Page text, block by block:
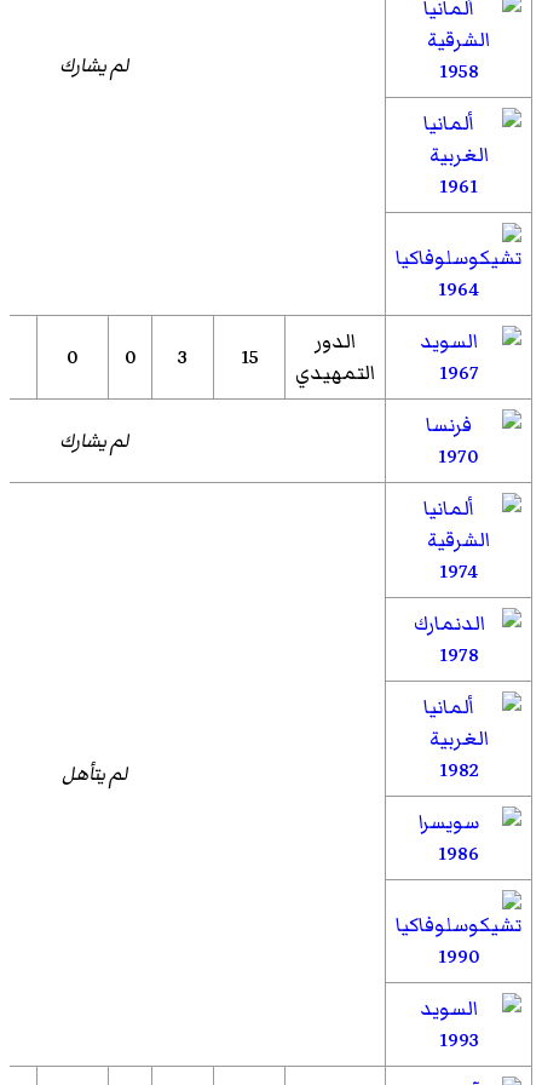
لم يشارك 1958
1961
1964
1967
الدور
التمهيدي
15
3
0
0
1970 لم يشارك
1974
لم يتأهل
1978
1982
1986
1990
1993